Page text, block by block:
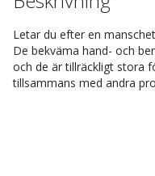
Letar du efter en
De bekväma hand- och
och de är tillräckligt stora
tillsammans med andra